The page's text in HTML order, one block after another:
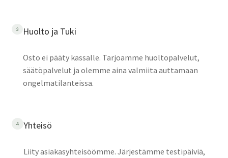
Huolto ja Tuki
Osto ei pääty kassalle. Tarjoamme huoltopalvelut,
säätöpalvelut ja olemme aina valmiita auttamaan
ongelmatilanteissa.
Yhteisö
Liity asiakasyhteisöömme. Järjestämme testipäiviä,